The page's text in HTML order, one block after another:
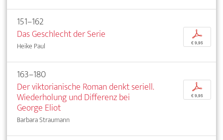
151–162
Das Geschlecht der Serie
Heike Paul
p
€ 9,95
163–180
Der viktorianische Roman denkt seriell.
Wiederholung und Differenz bei
George Eliot
Barbara Straumann
p
€ 9,95